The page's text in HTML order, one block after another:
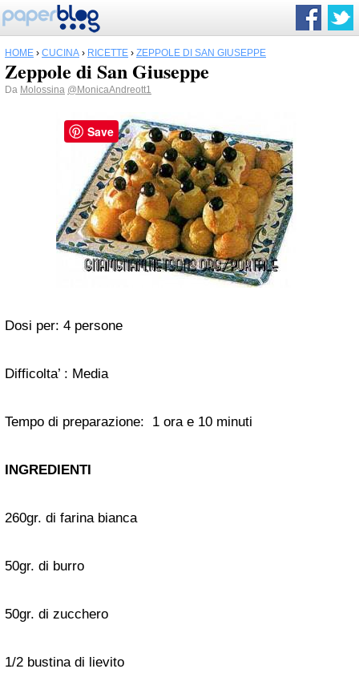
HOME › CUCINA › RICETTE › ZEPPOLE DI SAN GIUSEPPE
Zeppole di San Giuseppe
Da Molossina @MonicaAndreott1
Dosi per: 4 persone
Difficolta’ : Media
Tempo di preparazione: 1 ora e 10 minuti
INGREDIENTI
260gr. di farina bianca
50gr. di burro
50gr. di zucchero
1/2 bustina di lievito
Save